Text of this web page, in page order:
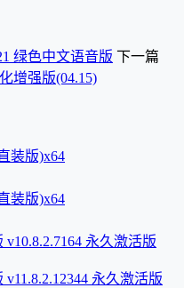
绿色中文语音版 下一篇
增强版(04.15)
装版)x64
装版)x64
v10.8.2.7164 永久激活版
永久激活版